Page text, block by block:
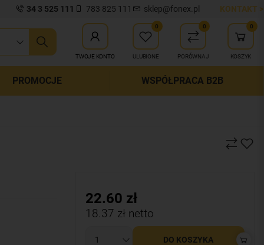
34 3 525 111 783 825 111 sklep@fonex.pl KONTAKT >
wyszukiwanie
TWOJE KONTO
0
ULUBIONE
0
PORÓWNAJ
0
KOSZYK
PROMOCJE WSPÓŁPRACA B2B
22.60 zł
18.37 zł netto
DO KOSZYKA